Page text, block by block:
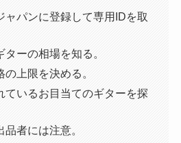
パンに登録して専用IDを取
ーの相場を知る。
上限を決める。
いるお目当てのギターを探
者には注意。